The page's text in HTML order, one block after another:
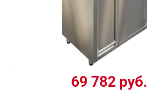
69 782 руб.